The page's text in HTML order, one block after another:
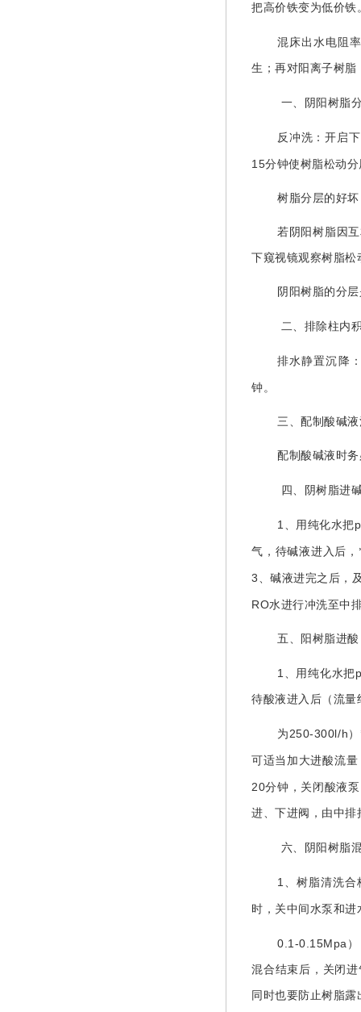
把高价铁变为低价
混床出水电阻
生；再对阳离子树
一、阴阳树脂
反冲洗：开启
15分钟使树脂松动
树脂分层的好
若阴阳树脂因
下窥视镜观察树脂
阴阳树脂的分
二、排除柱内
排水静置沉降
钟。
三、配制酸碱
配制酸碱液时
四、阴树脂进
1 、用纯化水把
气，待碱液进入后
3 、碱液进完之后，
RO水进行冲洗至中
五、阳树脂进酸
1 、用纯化水把
待酸液进入后（流量
为 250-300l/h
可适当加大进酸流
20分钟，关闭酸液泵
进、下进阀，由中排
六、阴阳树脂
1 、树脂清洗合
时，关中间水泵和进
0.1-0.15Mpa
混合结束后，关闭
同时也要防止树脂